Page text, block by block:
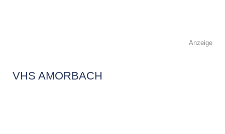
Anzeige
VHS AMORBACH